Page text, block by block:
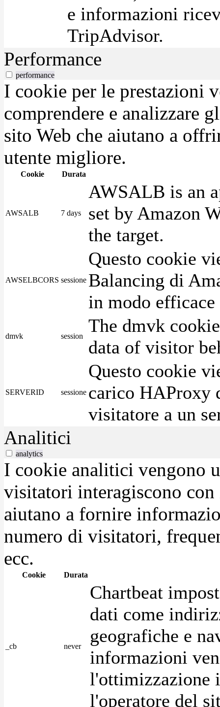
e informazioni
TripAdvisor.
Performance
performance
I cookie per le prestazioni
comprendere e analizzare
sito Web che aiutano a
utente migliore.
Cookie Durata
AWSALB 7 days
AWSALB is an
set by Amazon
the target.
AWSELBCORS sessione
Questo cookie
Balancing di
in modo
dmvk session
The dmvk
data of visitor
SERVERID sessione
Questo cookie
carico HAProxy
visitatore a un
Analitici
analytics
I cookie analitici vengono
visitatori interagiscono
aiutano a fornire
numero di visitatori,
ecc.
Cookie Durata
_cb never
Chartbeat
dati come
geografiche e
informazioni
l'ottimizzazione
l'operatore del